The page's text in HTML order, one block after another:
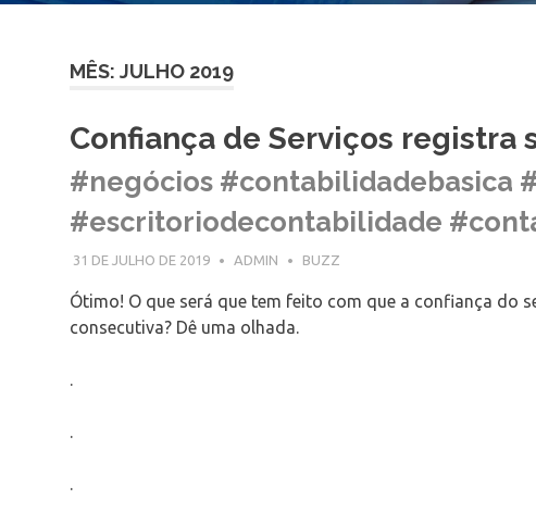
MÊS: JULHO 2019
Confiança de Serviços registra
#negócios #contabilidadebasica
#escritoriodecontabilidade
31 DE JULHO DE 2019 ADMIN BUZZ
Ótimo! O que será que tem feito com que a confiança do
consecutiva? Dê uma olhada.
.
.
.